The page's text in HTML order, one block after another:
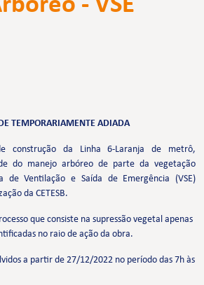
- VSE
TEMPORARIAMENTE ADIADA
construção da Linha 6-Laranja de metrô,
do manejo arbóreo de parte da vegetação
Ventilação e Saída de Emergência (VSE)
da CETESB.
que consiste na supressão vegetal apenas
no raio de ação da obra.
a partir de 27/12/2022 no período das 7h às